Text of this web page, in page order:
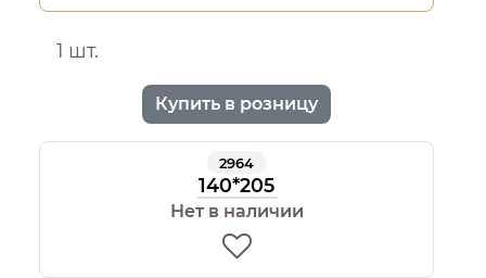
1 шт.
Купить в розницу
2964
140*205
Нет в наличии